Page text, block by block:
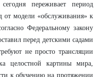
переживает период
от модели «обслуживания» к
Федеральному закону
перед детскими садами
не просто трансляции
целостной картины мира,
к обучению на протяжении